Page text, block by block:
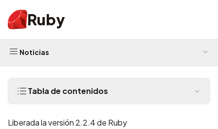
Ruby
Noticias
Tabla de contenidos
Liberada la versión 2.2.4 de Ruby